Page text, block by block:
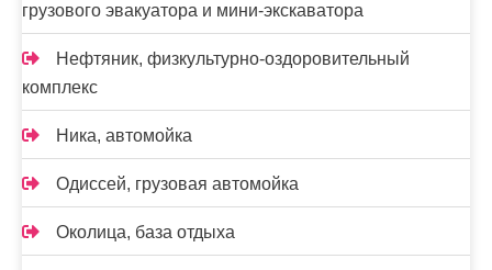
грузового эвакуатора и мини-экскаватора
Нефтяник, физкультурно-оздоровительный
комплекс
Ника, автомойка
Одиссей, грузовая автомойка
Околица, база отдыха